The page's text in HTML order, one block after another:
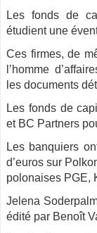
Les fonds de
étudient une
Ces firmes, de
l’homme
les documents
Les fonds de
et BC Partners
Les banquiers
d’euros sur
polonaises PGE,
Jelena
édité par Benoît